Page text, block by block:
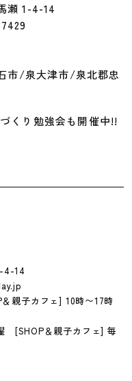
瀬 1-4-14
市/泉大津市/泉北郡忠
くり勉強会も開催中!!
4-14
親子カフェ] 10時〜17時
[SHOP＆親子カフェ] 毎